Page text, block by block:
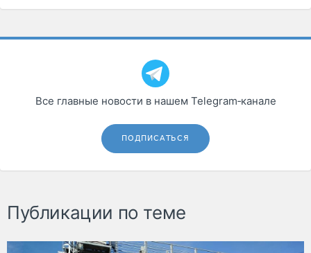
Все главные новости в нашем Telegram‑канале
ПОДПИСАТЬСЯ
Публикации по теме